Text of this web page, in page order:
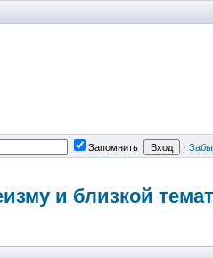
Запомнить ·
и близкой